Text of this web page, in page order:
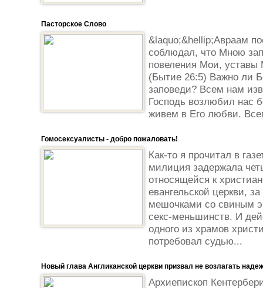
Пасторское Слово
&laquo;&hellip;Авраам
соблюдал, что Мною
повеления Мои,
(Бытие 26:5) Важно ли
заповеди? Всем нам
Господь возлюбил нас
живем в Его любви.
Гомосексуалисты - добро пожаловать!
Как-то я прочитал в
милиция задержала
относящейся к
евангельской церкви,
мешочками со свиным
секс-меньшинств. И
одного из храмов
потребовал судью...
Новый глава Англиканской церкви призвал не возлагать
Архиепископ